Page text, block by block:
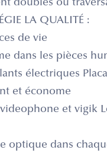
doubles ou
LA QUALITÉ :
de vie
dans les pièces
électriques
et économe
et vigik
optique dans